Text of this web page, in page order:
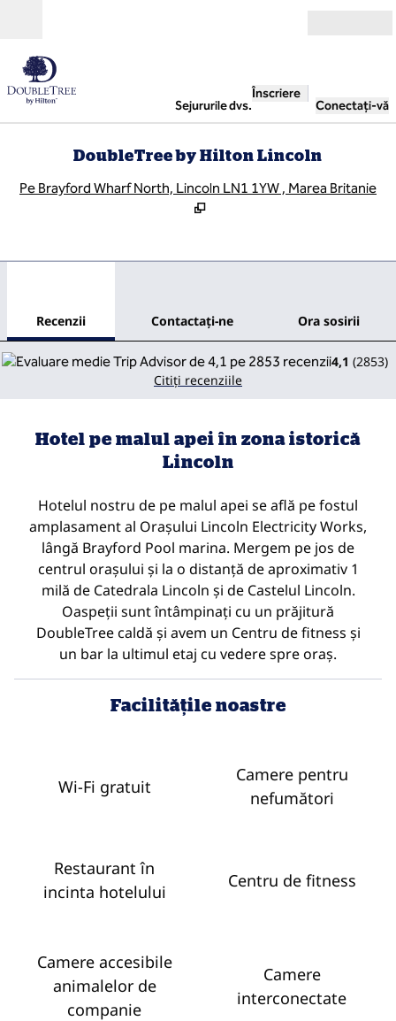
Sejururile dvs.
Înscriere
Conectați-vă
DoubleTree by Hilton Lincoln
Pe Brayford Wharf North, Lincoln LN1 1YW , Marea Britanie
Recenzii Contactaţi-ne Ora sosirii
4,1 (2853)
Citiți recenziile
Hotel pe malul apei în zona istorică
Lincoln
Hotelul nostru de pe malul apei se află pe fostul
amplasament al Orașului Lincoln Electricity Works,
lângă Brayford Pool marina. Mergem pe jos de
centrul orașului și la o distanță de aproximativ 1
milă de Catedrala Lincoln și de Castelul Lincoln.
Oaspeții sunt întâmpinați cu un prăjitură
DoubleTree caldă și avem un Centru de fitness și
un bar la ultimul etaj cu vedere spre oraș.
Facilităţile noastre
Wi-Fi gratuit
Camere pentru
nefumători
Restaurant în
incinta hotelului
Centru de fitness
Camere accesibile
animalelor de
companie
Camere
interconectate